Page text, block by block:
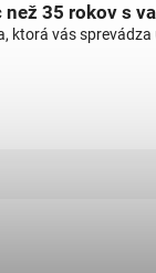
než 35 rokov s
ktorá vás sprevádza